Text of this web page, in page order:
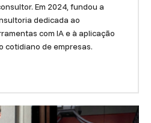
Em 2024, fundou a
dedicada ao
com IA e à aplicação
cotidiano de empresas.